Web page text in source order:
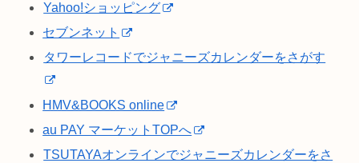
Yahoo!ショッピング
セブンネット
タワーレコードでジャニーズカレンダーをさがす
HMV&BOOKS online
au PAY マーケットTOPへ
TSUTAYAオンラインでジャニーズカレンダーをさ